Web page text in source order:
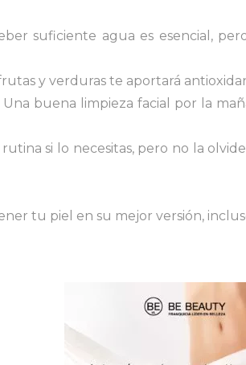
suficiente agua es esencial,
y verduras te aportará
Una buena limpieza facial por la
si lo necesitas, pero no la
tu piel en su mejor versión,